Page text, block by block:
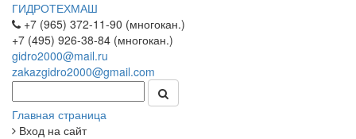
ГИДРОТЕХМАШ
+7 (965) 372-11-90 (многокан.)
+7 (495) 926-38-84 (многокан.)
gidro2000@mail.ru
zakazgidro2000@gmail.com
Главная страница
Вход на сайт